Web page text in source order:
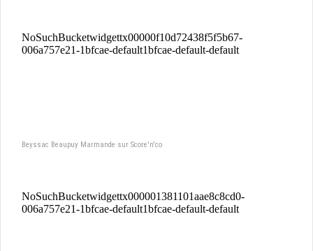
Beyssac Beaupuy Marmande sur Score'n'co